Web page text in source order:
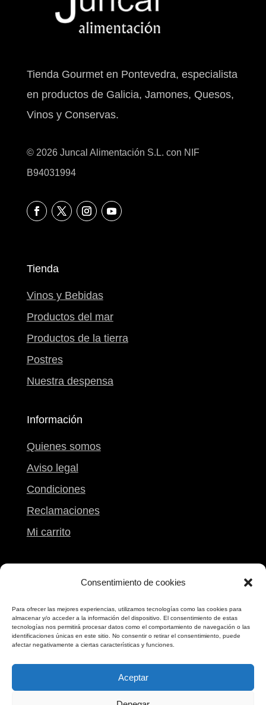
Consentimiento de cookies
Para ofrecer las mejores experiencias, utilizamos tecnologías como las cookies para
almacenar y/o acceder a la información del dispositivo. El consentimiento de estas
tecnologías nos permitirá procesar datos como el comportamiento de navegación o las
identificaciones únicas en este sitio. No consentir o retirar el consentimiento, puede
afectar negativamente a ciertas características y funciones.
Aceptar
Tienda Gourmet en Pontevedra, especialista
en productos de Galicia, Jamones, Quesos,
Vinos y Conservas.
© 2026 Juncal Alimentación S.L. con NIF
B94031994
Tienda
Vinos y Bebidas
Productos del mar
Productos de la tierra
Postres
Nuestra despensa
Información
Quienes somos
Aviso legal
Condiciones
Reclamaciones
Mi carrito
Pontevedra
986 861 612